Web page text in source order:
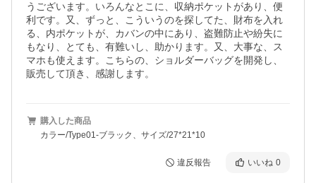
うございます。いろんなとこに、収納ポケットがあり、便
利です。又、ずっと、こういうのを探してた、財布を入れ
る、内ポケットが、カバンの中にあり、盗難防止や紛失に
もなり、とても、有難いし、助かります。又、大事な、ス
マホも使えます。こちらの、ショルダーバッグを開発し、
販売して頂き、感謝します。
購入した商品
カラー/Type01-ブラック、サイズ/27*21*10
違反報告 いいね 0